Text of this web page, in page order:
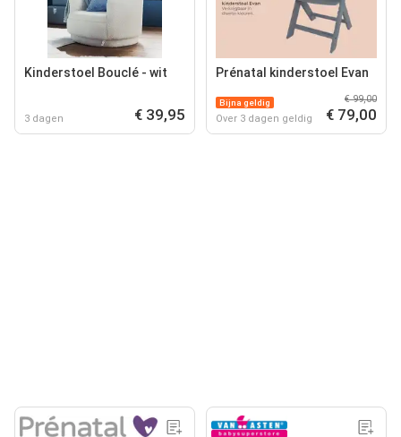
Kinderstoel Bouclé - wit
3 dagen € 39,95
Prénatal kinderstoel Evan
Bijna geldig
Over 3 dagen geldig
€ 99,00
€ 79,00